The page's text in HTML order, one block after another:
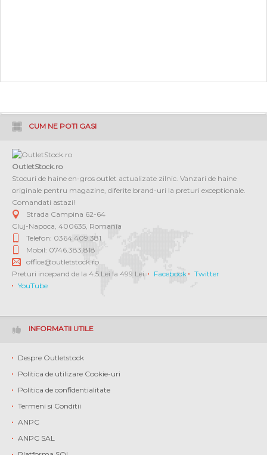
CUM NE POTI GASI
OutletStock.ro
Stocuri de haine en-gros outlet actualizate zilnic. Vanzari de haine
originale pentru magazine, diferite brand-uri la preturi exceptionale.
Comandati astazi!
Strada Campina 62-64
Cluj-Napoca, 400635, Romania
Telefon: 0364 409.381
Mobil: 0746.383.818
office@outletstock.ro
Preturi incepand de la 4.5 Lei la 499 Lei.
Facebook
Twitter
YouTube
INFORMATII UTILE
Despre Outletstock
Politica de utilizare Cookie-uri
Politica de confidentialitate
Termeni si Conditii
ANPC
ANPC SAL